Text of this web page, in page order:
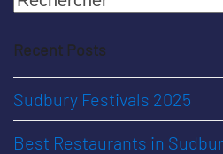
Recent Posts
Sudbury Festivals 2025
Best Restaurants in